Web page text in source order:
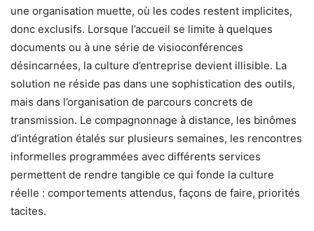
une organisation muette, où les codes restent implicites,
donc exclusifs. Lorsque l’accueil se limite à quelques
documents ou à une série de visioconférences
désincarnées, la culture d’entreprise devient illisible. La
solution ne réside pas dans une sophistication des outils,
mais dans l’organisation de parcours concrets de
transmission. Le compagnonnage à distance, les binômes
d’intégration étalés sur plusieurs semaines, les rencontres
informelles programmées avec différents services
permettent de rendre tangible ce qui fonde la culture
réelle : comportements attendus, façons de faire, priorités
tacites.